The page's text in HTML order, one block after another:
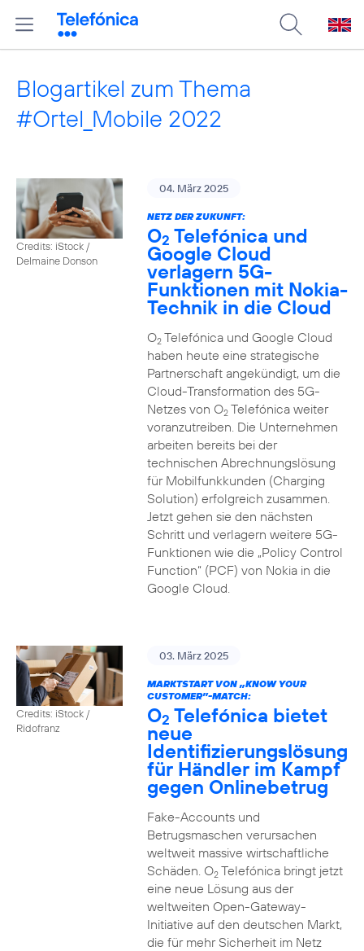
Blogartikel zum Thema
#Ortel_Mobile 2022
Credits: iStock /
Delmaine Donson
04. März 2025
NETZ DER ZUKUNFT:
O2 Telefónica und
Google Cloud
verlagern 5G-
Funktionen mit Nokia-
Technik in die Cloud
O2Telefónica und Google Cloud
haben heute eine strategische
Partnerschaft angekündigt, um die
Cloud-Transformation des 5G-
Netzes von O2Telefónica weiter
voranzutreiben. Die Unternehmen
arbeiten bereits bei der
technischen Abrechnungslösung
für Mobilfunkkunden (Charging
Solution) erfolgreich zusammen.
Jetzt gehen sie den nächsten
Schritt und verlagern weitere 5G-
Funktionen wie die „Policy Control
Function“ (PCF) von Nokia in die
Google Cloud.
Credits: iStock /
Ridofranz
03. März 2025
MARKTSTART VON „KNOW YOUR
CUSTOMER”-MATCH:
O2 Telefónica bietet
neue
Identifizierungslösung
für Händler im Kampf
gegen Onlinebetrug
Fake-Accounts und
Betrugsmaschen verursachen
weltweit massive wirtschaftliche
Schäden. O2Telefónica bringt jetzt
eine neue Lösung aus der
weltweiten Open-Gateway-
Initiative auf den deutschen Markt,
die für mehr Sicherheit im Netz